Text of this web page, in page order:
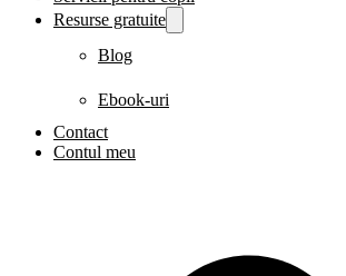
Resurse gratuite
Blog
Ebook-uri
Contact
Contul meu